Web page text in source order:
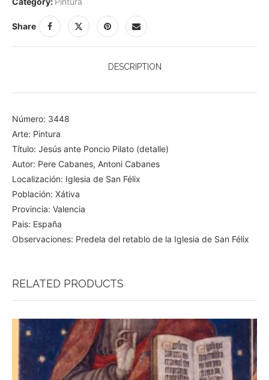
Share
DESCRIPTION
Número: 3448
Arte: Pintura
Título: Jesús ante Poncio Pilato (detalle)
Autor: Pere Cabanes, Antoni Cabanes
Localización: Iglesia de San Félix
Población: Xátiva
Provincia: Valencia
Pais: España
Observaciones: Predela del retablo de la Iglesia de San Félix
RELATED PRODUCTS